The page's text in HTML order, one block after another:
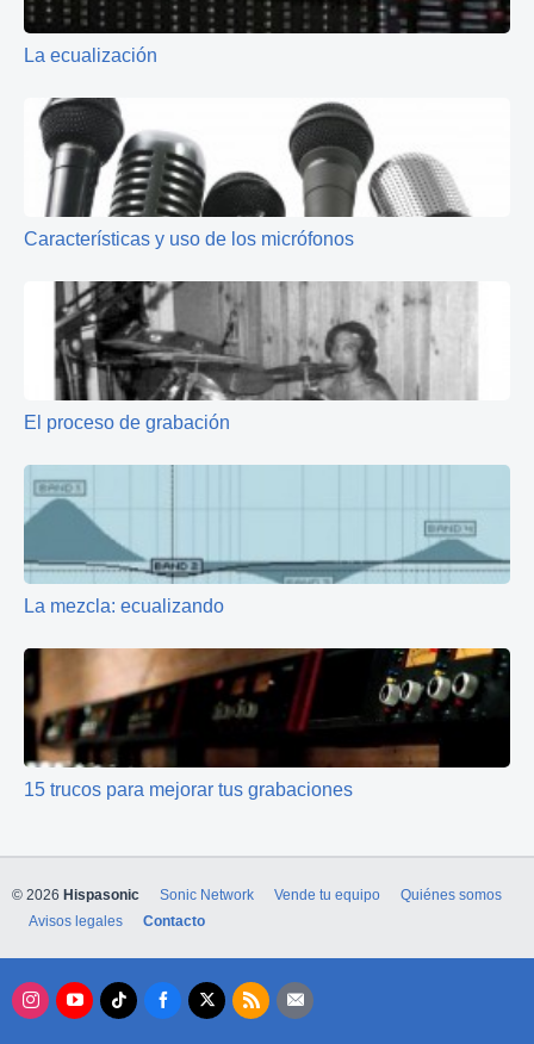
La ecualización
Características y uso de los micrófonos
El proceso de grabación
La mezcla: ecualizando
15 trucos para mejorar tus grabaciones
© 2026 Hispasonic Sonic Network Vende tu equipo
Quiénes somos
Avisos legales
Contacto